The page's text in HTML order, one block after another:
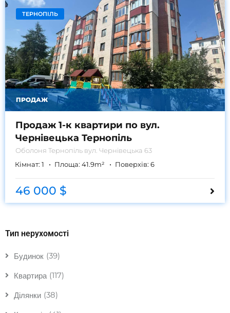
ТЕРНОПІЛЬ
ПРОДАЖ
Продаж 1-к квартири по вул.
Чернівецька Тернопіль
Оболоня Тернопіль вул. Чернівецька 63
Кімнат: 1 Площа: 41.9m² Поверхів: 6
46 000 $
Тип нерухомості
Будинок (39)
Квартира (117)
Ділянки (38)